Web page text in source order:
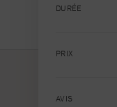
DURÉE
PRIX
AVIS